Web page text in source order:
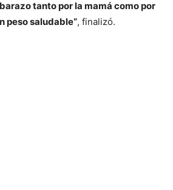
tanto por la mamá como por
peso saludable“, finalizó.